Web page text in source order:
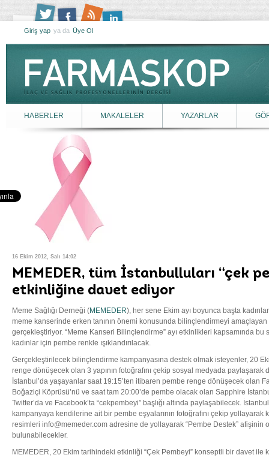
Giriş yap ya da Üye Ol
HABERLER MAKALELER YAZARLAR
16 Ekim 2012, Salı 14:02
MEMEDER, tüm İstanbulluları “çek
etkinliğine davet ediyor
Meme Sağlığı Derneği (MEMEDER), her sene Ekim ayı boyunca başta
meme kanserinde erken tanının önemi konusunda bilinçlendirmeyi
gerçekleştiriyor. “Meme Kanseri Bilinçlendirme” ayı etkinlikleri kapsamında bu
kadınlar için pembe renkle ışıklandırılacak.
Gerçekleştirilecek bilinçlendirme kampanyasına destek olmak isteyenler, 20
renge dönüşecek olan 3 yapının fotoğrafını çekip sosyal medyada
İstanbul’da yaşayanlar saat 19:15’ten itibaren pembe renge dönüşecek olan
Boğaziçi Köprüsü’nü ve saat tam 20:00’de pembe olacak olan Sapphire
Twitter’da ve Facebook’ta “cekpembeyi” başlığı altında paylaşabilecek.
kampanyaya kendilerine ait bir pembe eşyalarının fotoğrafını çekip yollayarak
resimleri info@memeder.com adresine de yollayarak “Pembe Destek” afişinin
bulunabilecekler.
MEMEDER, 20 Ekim tarihindeki etkinliği “Çek Pembeyi” konseptli bir davet ile